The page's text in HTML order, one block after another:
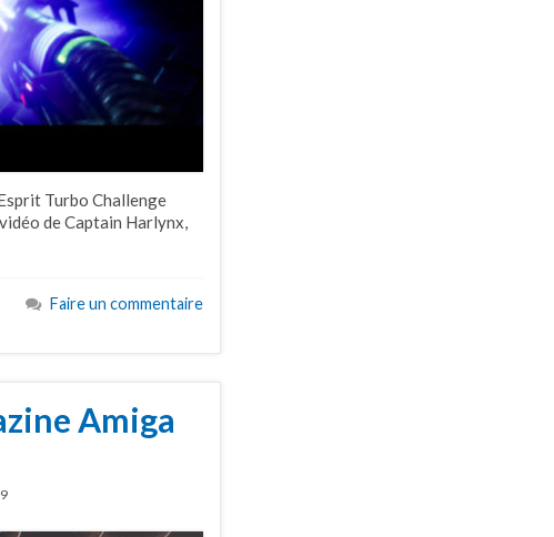
Turbo Challenge
de Captain Harlynx,
Faire un commentaire
Amiga